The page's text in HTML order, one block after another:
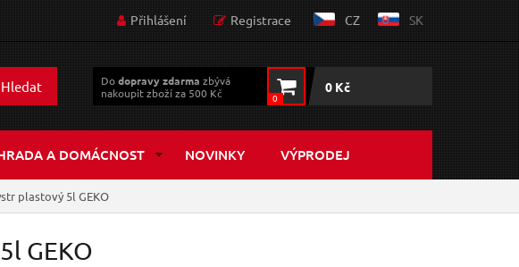
Přihlášení Registrace CZ SK
Hledat Dodopravy zdarma zbývá
nakoupit zboží za 500 Kč
0
0 Kč
A DOMÁCNOST NOVINKY VÝPRODEJ
plastový 5l GEKO
GEKO